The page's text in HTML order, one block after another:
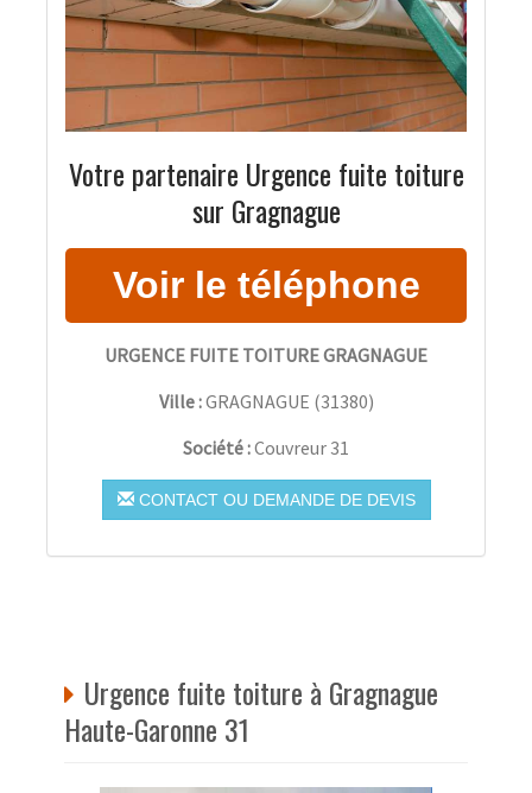
Votre partenaire Urgence fuite toiture
sur Gragnague
URGENCE FUITE TOITURE GRAGNAGUE
Ville :GRAGNAGUE (31380)
Société :Couvreur 31
CONTACT OU DEMANDE DE DEVIS
Urgence fuite toiture à Gragnague
Haute-Garonne 31